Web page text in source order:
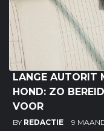
LANGE AUTORIT
HOND: ZO
VOOR
BY REDACTIE 9